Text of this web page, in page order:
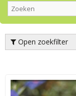
Open zoekfilter